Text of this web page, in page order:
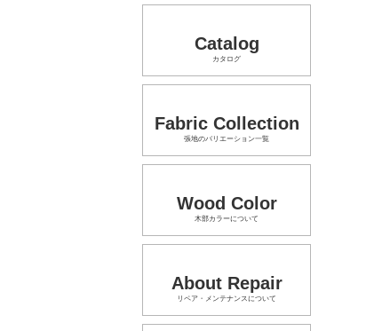
Catalog
カタログ
Fabric Collection
張地のバリエーション一覧
Wood Color
木部カラーについて
About Repair
リペア・メンテナンスについて